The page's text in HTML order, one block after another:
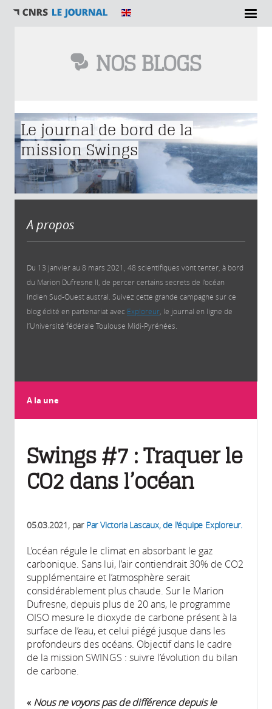
NOS BLOGS
Vous êtes ici
Le journal de bord de la
mission Swings
A propos
Du 13 janvier au 8 mars 2021, 48 scientifiques vont tenter, à bord
du Marion Dufresne II, de percer certains secrets de l’océan
Indien Sud-Ouest austral. Suivez cette grande campagne sur ce
blog édité en partenariat avec Exploreur, le journal en ligne de
l’Université fédérale Toulouse Midi-Pyrénées.
A la une
Swings #7 : Traquer le
CO2 dans l’océan
05.03.2021, par Par Victoria Lascaux, de l'équipe Exploreur.
L’océan régule le climat en absorbant le gaz
carbonique. Sans lui, l’air contiendrait 30% de CO2
supplémentaire et l’atmosphère serait
considérablement plus chaude. Sur le Marion
Dufresne, depuis plus de 20 ans, le programme
OISO mesure le dioxyde de carbone présent à la
surface de l’eau, et celui piégé jusque dans les
profondeurs des océans. Objectif dans le cadre
de la mission SWINGS : suivre l’évolution du bilan
de carbone.
«Nous ne voyons pas de différence depuis le